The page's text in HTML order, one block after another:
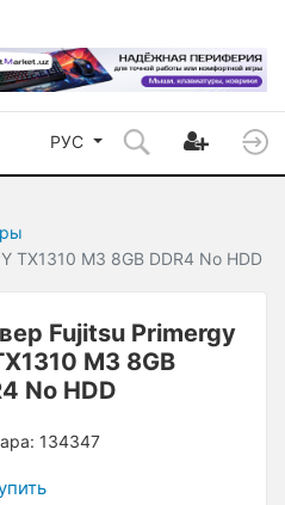
РУС
TX1310 M3 8GB DDR4 No HDD
Fujitsu Primergy
M3 8GB
No HDD
134347